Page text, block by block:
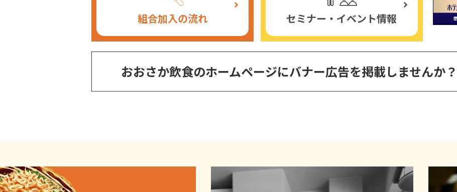
組合加入の流れ セミナー・イベント情報
おおさか飲食のホームページにバナー広告を掲載しませんか？